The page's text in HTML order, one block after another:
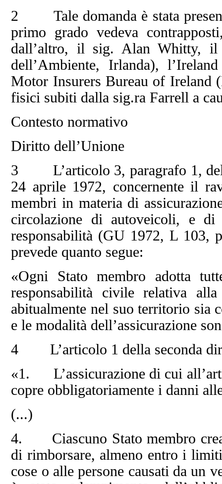
2 Tale domanda è stata
primo grado vedeva
dall’altro, il sig. Alan Whitty,
dell’Ambiente, Irlanda),
Motor Insurers Bureau of Ireland
fisici subiti dalla sig.ra Farrell a
Contesto normativo
Diritto dell’Unione
3 L’articolo 3, paragrafo 1,
24 aprile 1972, concernente il
membri in materia di
circolazione di autoveicoli, e di
responsabilità (GU 1972, L 103,
prevede quanto segue:
«Ogni Stato membro adotta
responsabilità civile relativa
abitualmente nel suo territorio sia
e le modalità dell’assicurazione
4 L’articolo 1 della seconda
«1. L’assicurazione di cui
copre obbligatoriamente i danni
(...)
4. Ciascuno Stato membro
di rimborsare, almeno entro i
cose o alle persone causati da un